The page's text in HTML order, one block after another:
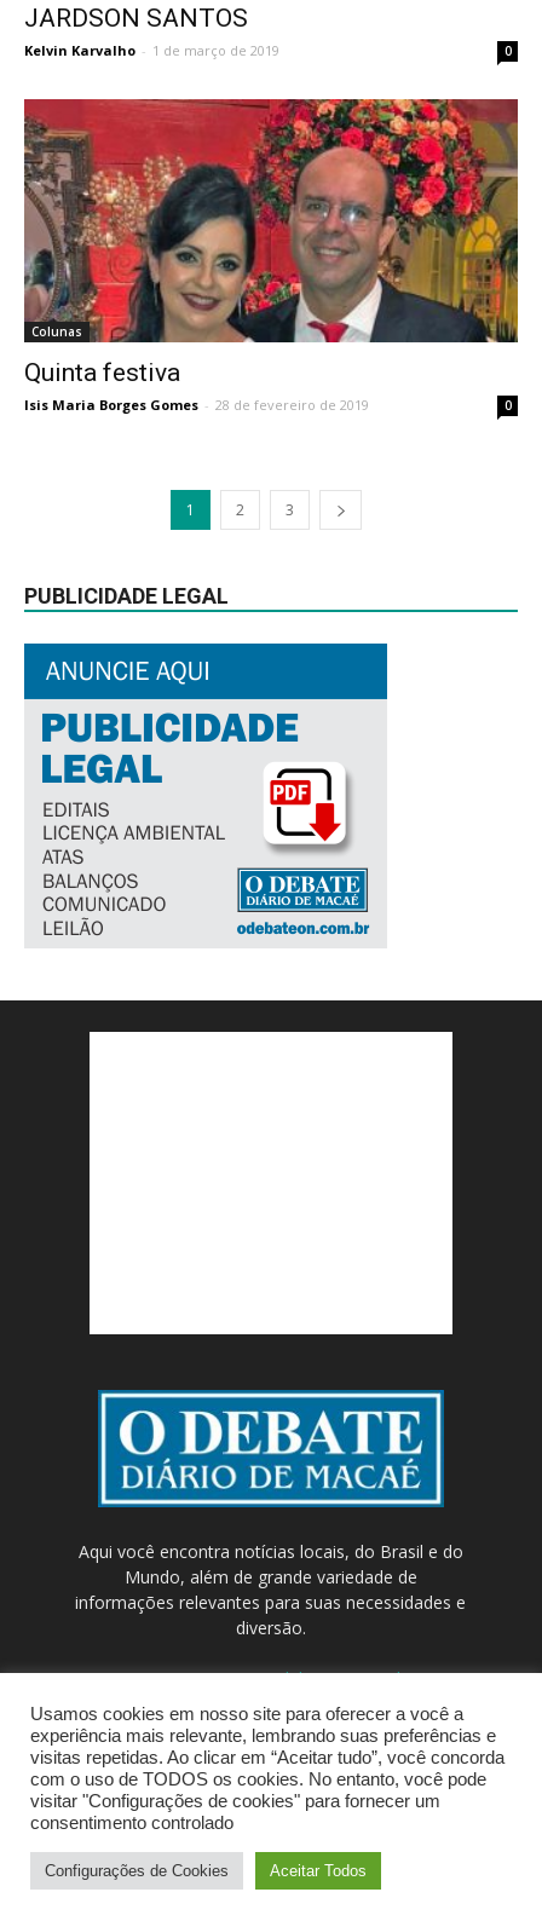
JARDSON SANTOS
Kelvin Karvalho - 1 de março de 2019 0
Colunas
Quinta festiva
Isis Maria Borges Gomes - 28 de fevereiro de 2019 0
1 2 3
PUBLICIDADE LEGAL
Aqui você encontra notícias locais, do Brasil e do
Mundo, além de grande variedade de
informações relevantes para suas necessidades e
diversão.
Contato:contato@odebateon.com.br /
comercia@odebateon.com.br
Usamos cookies em nosso site para oferecer a você a
experiência mais relevante, lembrando suas preferências e
visitas repetidas. Ao clicar em “Aceitar tudo”, você concorda
com o uso de TODOS os cookies. No entanto, você pode
visitar "Configurações de cookies" para fornecer um
consentimento controlado
Configurações de Cookies Aceitar Todos